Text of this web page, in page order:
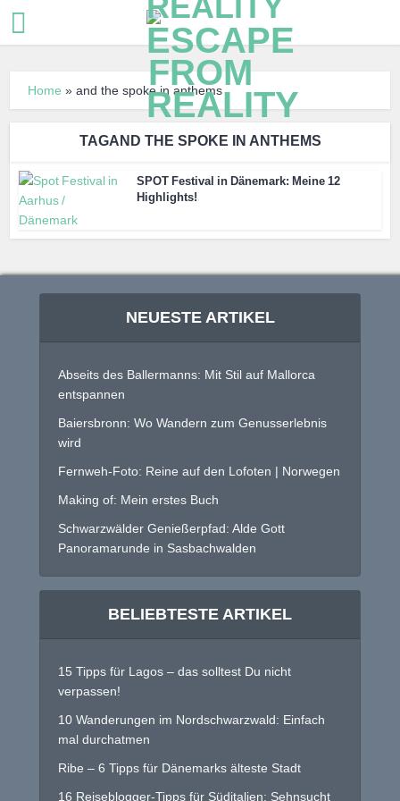
Home »and the spoke in anthems
TAGAND THE SPOKE IN ANTHEMS
SPOT Festival in Dänemark: Meine 12
Highlights!
NEUESTE ARTIKEL
Abseits des Ballermanns: Mit Stil auf Mallorca
entspannen
Baiersbronn: Wo Wandern zum Genusserlebnis
wird
Fernweh-Foto: Reine auf den Lofoten | Norwegen
Making of: Mein erstes Buch
Schwarzwälder Genießerpfad: Alde Gott
Panoramarunde in Sasbachwalden
BELIEBTESTE ARTIKEL
15 Tipps für Lagos – das solltest Du nicht
verpassen!
10 Wanderungen im Nordschwarzwald: Einfach
mal durchatmen
Ribe – 6 Tipps für Dänemarks älteste Stadt
16 Reiseblogger-Tipps für Süditalien: Sehnsucht